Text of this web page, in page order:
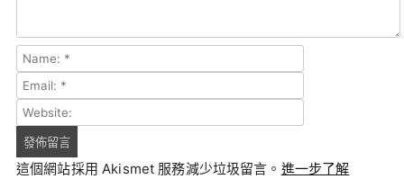
這個網站採用 Akismet 服務減少垃圾留言。 進一步了解